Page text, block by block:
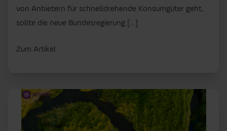
von Anbietern für schnelldrehende Konsumgüter geht,
sollte die neue Bundesregierung […]
Zum Artikel